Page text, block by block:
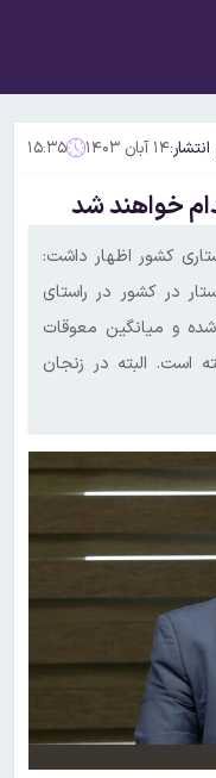
۱۴ آبان ۱۴۰۳ ۱۵:۳۵
کشور اظهار داشت:
استخدام ۱۰ هزار پرستار در کشور در راستای
و میانگین معوقات
است. البته در زنجان